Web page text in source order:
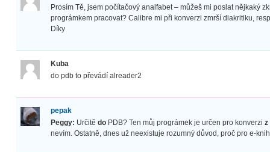
Prosím Tě, jsem počítačový analfabet – můžeš mi poslat nějkaký
prográmkem pracovat? Calibre mi při konverzi zmrší diakritiku,
Díky
Kuba
do pdb to převádí alreader2
pepak
Peggy: Určitě do PDB? Ten můj prográmek je určen pro konverzi z
nevím. Ostatně, dnes už neexistuje rozumný důvod, proč pro e-